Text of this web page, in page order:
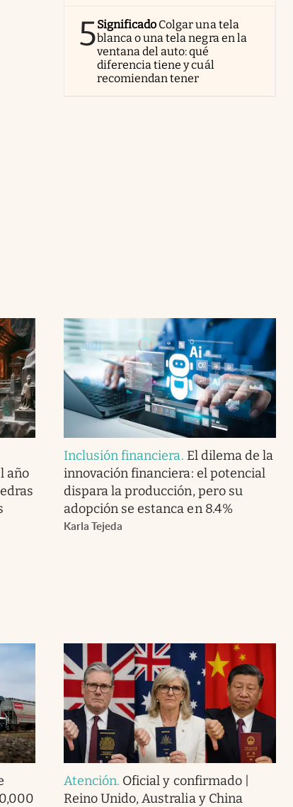
5Significado Colgar una tela
blanca o una tela negra en la
ventana del auto: qué
diferencia tiene y cuál
recomiendan tener
año
Inclusión financiera. El dilema de la
innovación financiera: el potencial
dispara la producción, pero su
adopción se estanca en 8.4%
Karla Tejeda
Atención. Oficial y confirmado |
Reino Unido, Australia y China